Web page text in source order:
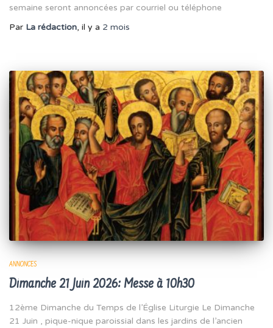
semaine seront annoncées par courriel ou téléphone
Par La rédaction, il y a 2 mois
ANNONCES
Dimanche 21 Juin 2026: Messe à 10h30
12ème Dimanche du Temps de l’Église Liturgie Le Dimanche
21 Juin , pique-nique paroissial dans les jardins de l’ancien